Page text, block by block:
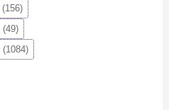
(156)
(49)
(1084)